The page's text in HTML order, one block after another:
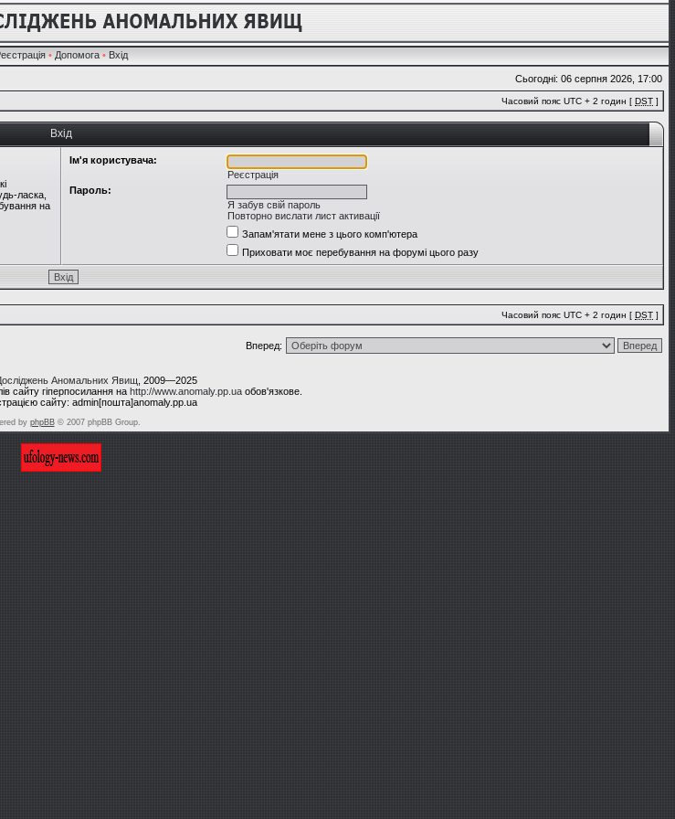
• Допомога • Вхід
Сьогодні: 06 серпня 2026, 17:00
Часовий пояс UTC + 2 годин [ DST ]
Вхід
ласка,
на
Ім'я користувача:
Реєстрація
Пароль:
Я забув свій пароль
Повторно вислати лист активації
Запам'ятати мене з цього комп'ютера
Приховати моє перебування на форумі цього разу
Часовий пояс UTC + 2 годин [ DST ]
Вперед:
Аномальних Явищ , 2009—2025
сайту гіперпосилання на http://www.anomaly.pp.uaобов'язкове.
сайту: admin[пошта]anomaly.pp.ua
by phpBB© 2007 phpBB Group.